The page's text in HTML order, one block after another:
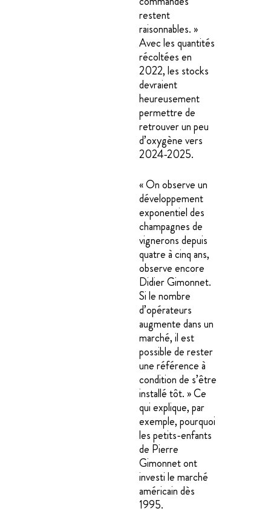
restent
raisonnables. »
Avec les quantités
récoltées en
2022, les stocks
devraient
heureusement
permettre de
retrouver un peu
d’oxygène vers
2024-2025.
« On observe un
développement
exponentiel des
champagnes de
vignerons depuis
quatre à cinq ans,
observe encore
Didier Gimonnet.
Si le nombre
d’opérateurs
augmente dans un
marché, il est
possible de rester
une référence à
condition de s’être
installé tôt. » Ce
qui explique, par
exemple, pourquoi
les petits-enfants
de Pierre
Gimonnet ont
investi le marché
américain dès
1995.